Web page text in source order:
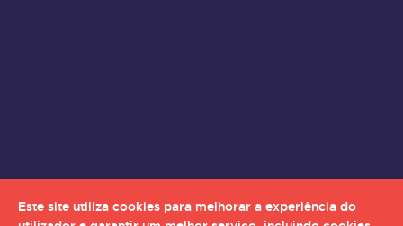
Este site utiliza cookies para melhorar a experiência do